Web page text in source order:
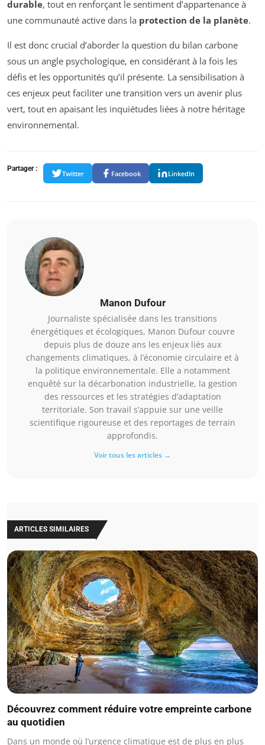
durable, tout en renforçant le sentiment d’appartenance à
une communauté active dans la protection de la planète.
Il est donc crucial d’aborder la question du bilan carbone
sous un angle psychologique, en considérant à la fois les
défis et les opportunités qu’il présente. La sensibilisation à
ces enjeux peut faciliter une transition vers un avenir plus
vert, tout en apaisant les inquiétudes liées à notre héritage
environnemental.
Partager :
Twitter Facebook LinkedIn
Manon Dufour
Journaliste spécialisée dans les transitions
énergétiques et écologiques, Manon Dufour couvre
depuis plus de douze ans les enjeux liés aux
changements climatiques, à l’économie circulaire et à
la politique environnementale. Elle a notamment
enquêté sur la décarbonation industrielle, la gestion
des ressources et les stratégies d’adaptation
territoriale. Son travail s’appuie sur une veille
scientifique rigoureuse et des reportages de terrain
approfondis.
Voir tous les articles →
ARTICLES SIMILAIRES
Découvrez comment réduire votre empreinte carbone
au quotidien
Dans un monde où l’urgence climatique est de plus en plus